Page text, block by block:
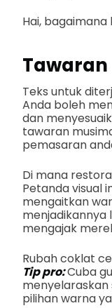
Hai,
Teks untuk
Anda boleh
dan
tawaran
pemasaran
Di mana
Petanda visual
mengaitkan
menjadikannya
mengajak
Rubah coklat
Tip pro:Cuba
pilihan warna